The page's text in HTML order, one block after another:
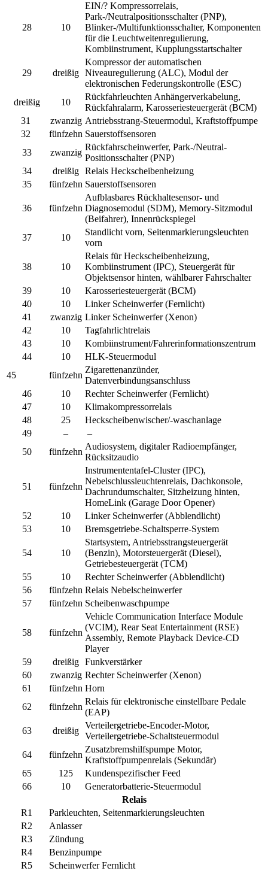
28 10
EIN/? Kompressorrelais,
Park-/Neutralpositionsschalter (PNP),
Blinker-/Multifunktionsschalter, Komponenten
für die Leuchtweitenregulierung,
Kombiinstrument, Kupplungsstartschalter
29 dreißig
Kompressor der automatischen
Niveauregulierung (ALC), Modul der
elektronischen Federungskontrolle (ESC)
dreißig
10
Rückfahrleuchten Anhängerverkabelung,
Rückfahralarm, Karosseriesteuergerät (BCM)
31
zwanzig Antriebsstrang-Steuermodul, Kraftstoffpumpe
32
fünfzehn Sauerstoffsensoren
33
zwanzig
Rückfahrscheinwerfer, Park-/Neutral-
Positionsschalter (PNP)
34
dreißig Relais Heckscheibenheizung
35
fünfzehn Sauerstoffsensoren
36 fünfzehn
Aufblasbares Rückhaltesensor- und
Diagnosemodul (SDM), Memory-Sitzmodul
(Beifahrer), Innenrückspiegel
37
10
Standlicht vorn, Seitenmarkierungsleuchten
vorn
38 10
Relais für Heckscheibenheizung,
Kombiinstrument (IPC), Steuergerät für
Objektsensor hinten, wählbarer Fahrschalter
39
10
Karosseriesteuergerät (BCM)
40
10
Linker Scheinwerfer (Fernlicht)
41
zwanzig Linker Scheinwerfer (Xenon)
42
10
Tagfahrlichtrelais
43
10
Kombiinstrument/Fahrerinformationszentrum
44
10
HLK-Steuermodul
45
fünfzehn
Zigarettenanzünder,
Datenverbindungsanschluss
46
10
Rechter Scheinwerfer (Fernlicht)
47
10
Klimakompressorrelais
48
25
Heckscheibenwischer/-waschanlage
49
–
–
50
fünfzehn
Audiosystem, digitaler Radioempfänger,
Rücksitzaudio
51 fünfzehn
Instrumententafel-Cluster (IPC),
Nebelschlussleuchtenrelais, Dachkonsole,
Dachrundumschalter, Sitzheizung hinten,
HomeLink (Garage Door Opener)
52
10
Linker Scheinwerfer (Abblendlicht)
53
10 Bremsgetriebe-Schaltsperre-System
54 10
Startsystem, Antriebsstrangsteuergerät
(Benzin), Motorsteuergerät (Diesel),
Getriebesteuergerät (TCM)
55
10
Rechter Scheinwerfer (Abblendlicht)
56
fünfzehn Relais Nebelscheinwerfer
57
fünfzehn Scheibenwaschpumpe
58 fünfzehn
Vehicle Communication Interface Module
(VCIM), Rear Seat Entertainment (RSE)
Assembly, Remote Playback Device-CD
Player
59
dreißig Funkverstärker
60
zwanzig Rechter Scheinwerfer (Xenon)
61
fünfzehn Horn
62
fünfzehn
Relais für elektronische einstellbare Pedale
(EAP)
63
dreißig
Verteilergetriebe-Encoder-Motor,
Verteilergetriebe-Schaltsteuermodul
64
fünfzehn
Zusatzbremshilfspumpe Motor,
Kraftstoffpumpenrelais (Sekundär)
65
125
Kundenspezifischer Feed
66
10
Generatorbatterie-Steuermodul
Relais
R1
Parkleuchten, Seitenmarkierungsleuchten
R2
Anlasser
R3
Zündung
R4
Benzinpumpe
R5
Scheinwerfer Fernlicht